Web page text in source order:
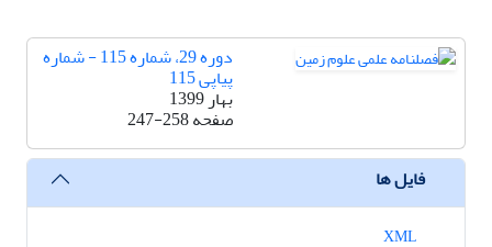
دوره 29، شماره 115 - شماره
پیاپی 115
بهار 1399
صفحه247-258
فایل ها